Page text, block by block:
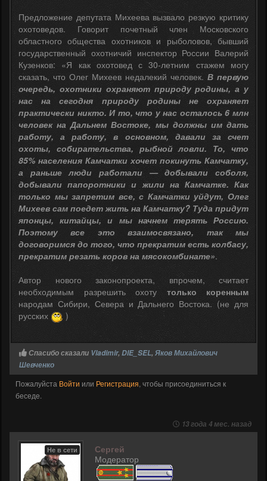
Предложение депутата Михеева вызвало резкую критику
охотоведов. Говорит почетный член Московского
областного общества охотников и рыболовов, бывший
государственный охотничий инспектор России Валерий
Кузенков: «Я как охотовед с 30-летним стажем могу
сказать, что Олег Михеев недалекий человек. В первую
очередь, охотники охраняют природу родины, а у
нас на сегодня природу родины не охраняет
практически никто. И то, что у нас осталось 6 млн
человек на Дальнем Востоке, мы должны им дать
работу, а работу, в основном, давали за счет
охоты, собирательства, рыбной ловли. То, что
85% населения Камчатки хочет покинуть Камчатку,
а раньше люди работали — добывали соболя,
добывали папоротники и жили на Камчатке. Как
только мы запретим все, с Камчатки уйдут, Олег
Михеев сам поедет жить на Камчатку? Туда придут
японцы, китайцы, и мы начнем терять Россию.
Поэтому все это взаимосвязано, так мы
договоримся до того, что прекратим есть колбасу,
прекратим резать коров на мясокомбинате».
Автор нового законопроекта, впрочем, считает
необходимым разрешить охоту только коренным
народам Сибири, Севера и Дальнего Востока. (не для
русских
)
Спасибо сказали Vladimir, DIE_SEL, Яков Михайлович
Шевченко
Пожалуйста Войти или Регистрация, чтобы присоединиться к
беседе.
13 года 4 мес. назад
Не в сети
Сергей
Модератор